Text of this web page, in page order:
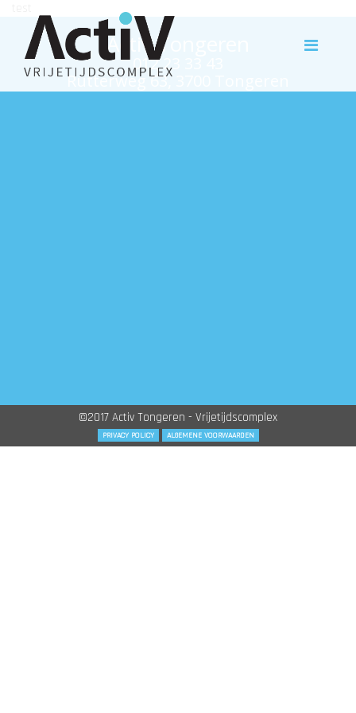
Activ Tongeren
012 23 33 43
Rutterweg 63, 3700 Tongeren
©2017 Activ Tongeren - Vrijetijdscomplex
PRIVACY POLICY ALGEMENE VOORWAARDEN